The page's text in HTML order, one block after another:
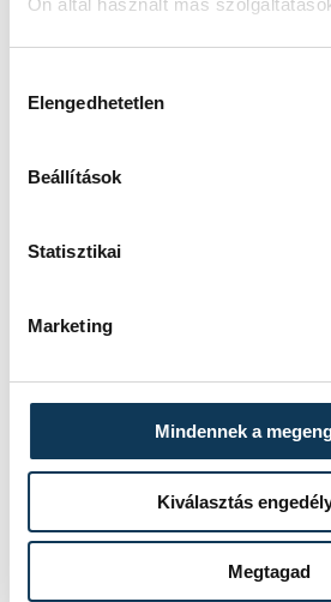
Elengedhetetlen
Beállítások
Statisztikai
Marketing
Mindennek a
Kiválasztás
Megtagad
Vb-2026